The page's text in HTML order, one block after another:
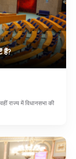
हैं?
राज्य में विधानसभा की